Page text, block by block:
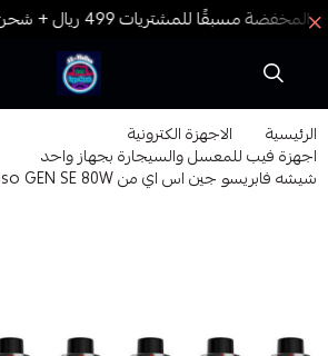
فيب المدينة
الرئيسية الاجهزة الكترونية
اجهزة فيب للمعسل والسيجارة بجهاز واحد
شيشه فابريسو جين اس اي من Vaporesso GEN SE 80W